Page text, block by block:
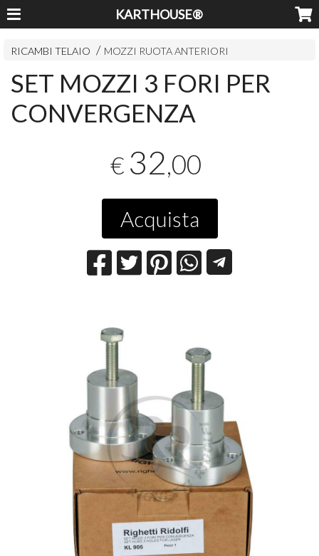
KARTHOUSE®
RICAMBI TELAIO MOZZI RUOTA ANTERIORI
SET MOZZI 3 FORI PER
CONVERGENZA
€ 32,00
Acquista